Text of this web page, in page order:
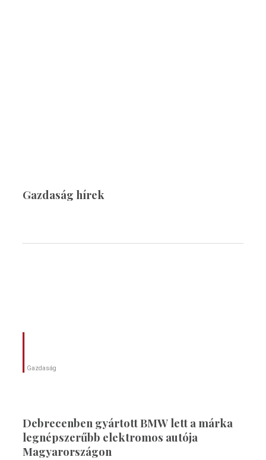
Gazdaság hírek
Gazdaság
Debrecenben gyártott BMW lett a márka
legnépszerűbb elektromos autója
Magyarországon